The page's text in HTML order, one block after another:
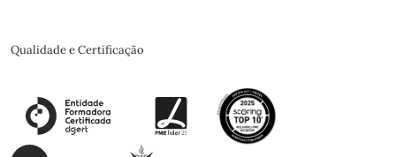
Qualidade e Certificação